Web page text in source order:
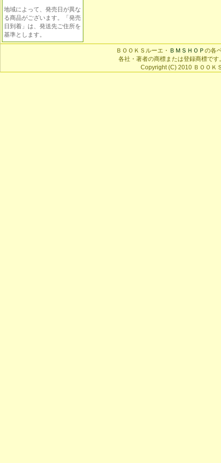
地域によって、発売日が異な
る商品がございます。「発売
日到着」は、発送先ご住所を
基準とします。
ＢＯＯＫＳルーエ・ ＢＭＳＨＯＰ の各
各社・著者の商標または登録商標で
Copyright (C) 2010 ＢＯＯ